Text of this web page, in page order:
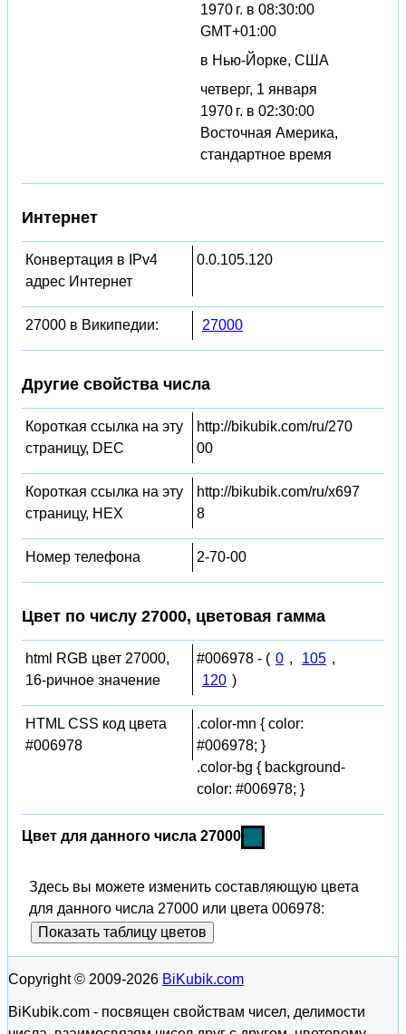
1970 г. в 08:30:00
GMT+01:00
в Нью-Йорке, США
четверг, 1 января
1970 г. в 02:30:00
Восточная Америка,
стандартное время
Интернет
Конвертация в IPv4
адрес Интернет
0.0.105.120
27000 в Википедии: 27000
Другие свойства числа
Короткая ссылка на эту
страницу, DEC
http://bikubik.com/ru/270
00
Короткая ссылка на эту
страницу, HEX
http://bikubik.com/ru/x697
8
Номер телефона 2-70-00
Цвет по числу 27000, цветовая гамма
html RGB цвет 27000,
16-ричное значение
#006978 - ( 0 , 105 ,
120 )
HTML CSS код цвета
#006978
.color-mn { color:
#006978; }
.color-bg { background-
color: #006978; }
Цвет для данного числа 27000
Здесь вы можете изменить составляющую цвета
для данного числа 27000 или цвета 006978:
Показать таблицу цветов
Copyright © 2009-2026 BiKubik.com
BiKubik.com - посвящен свойствам чисел, делимости